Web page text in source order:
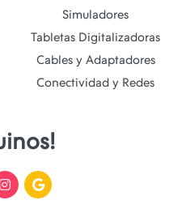
Simuladores
Tabletas Digitalizadoras
Cables y Adaptadores
Conectividad y Redes